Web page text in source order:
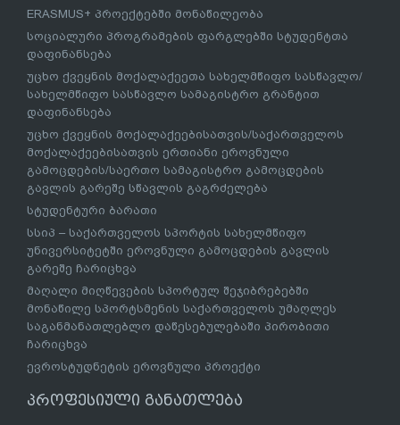
ERASMUS+ პროექტებში მონაწილეობა
სოციალური პროგრამების ფარგლებში სტუდენტთა
დაფინანსება
უცხო ქვეყნის მოქალაქეეთა სახელმწიფო სასწავლო/
სახელმწიფო სასწავლო სამაგისტრო გრანტით
დაფინანსება
უცხო ქვეყნის მოქალაქეებისათვის/საქართველოს
მოქალაქეებისათვის ერთიანი ეროვნული
გამოცდების/საერთო სამაგისტრო გამოცდების
გავლის გარეშე სწავლის გაგრძელება
სტუდენტური ბარათი
სსიპ – საქართველოს სპორტის სახელმწიფო
უნივერსიტეტში ეროვნული გამოცდების გავლის
გარეშე ჩარიცხვა
მაღალი მიღწევების სპორტულ შეჯიბრებებში
მონაწილე სპორტსმენის საქართველოს უმაღლეს
საგანმანათლებლო დაწესებულებაში პირობითი
ჩარიცხვა
ევროსტუდნეტის ეროვნული პროექტი
პროფესიული განათლება